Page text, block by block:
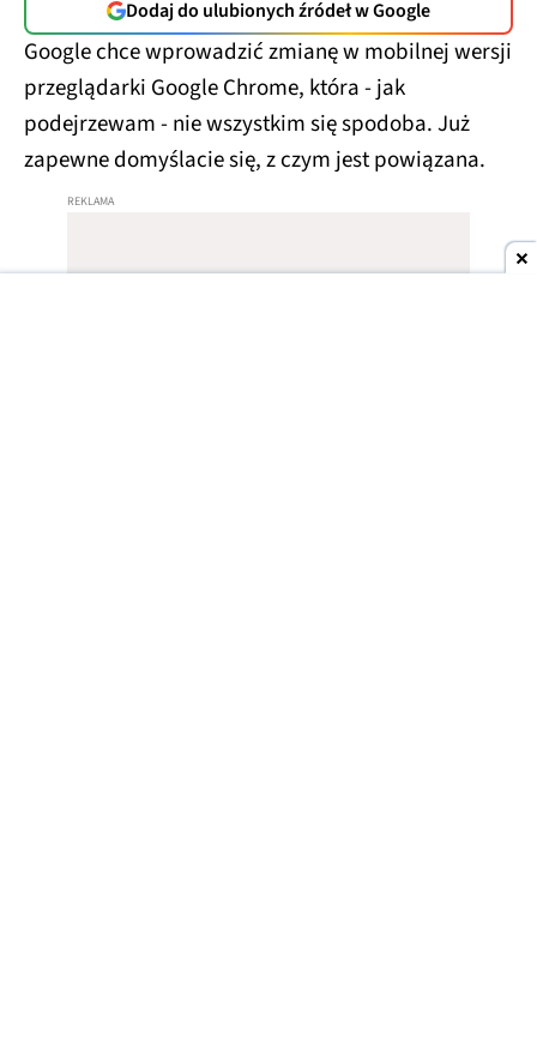
Dodaj do ulubionych źródeł w Google
Google chce wprowadzić zmianę w mobilnej wersji
przeglądarki Google Chrome, która - jak
podejrzewam - nie wszystkim się spodoba. Już
zapewne domyślacie się, z czym jest powiązana.